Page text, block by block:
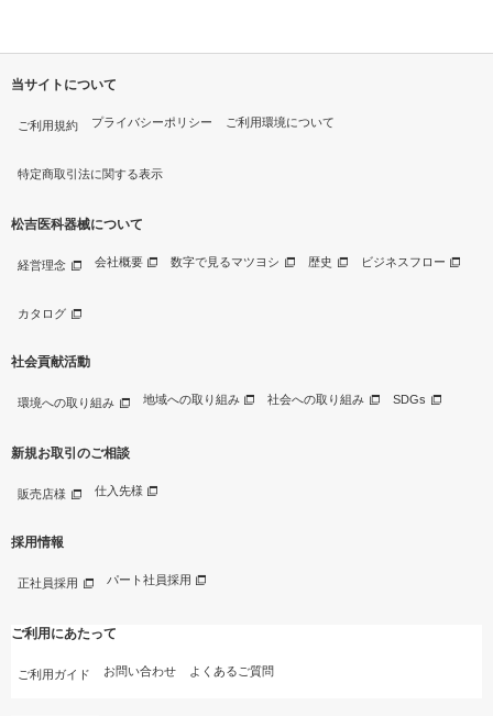
当サイトについて
ご利用規約 プライバシーポリシー ご利用環境について
特定商取引法に関する表示
松吉医科器械について
経営理念 会社概要 数字で見るマツヨシ 歴史 ビジネスフロー
カタログ
社会貢献活動
環境への取り組み 地域への取り組み 社会への取り組み SDGs
新規お取引のご相談
販売店様 仕入先様
採用情報
正社員採用 パート社員採用
ご利用にあたって
ご利用ガイド お問い合わせ よくあるご質問